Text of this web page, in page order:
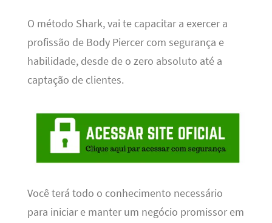
O método Shark, vai te capacitar a exercer a
profissão de Body Piercer com segurança e
habilidade, desde de o zero absoluto até a
captação de clientes.
Você terá todo o conhecimento necessário
para iniciar e manter um negócio promissor em